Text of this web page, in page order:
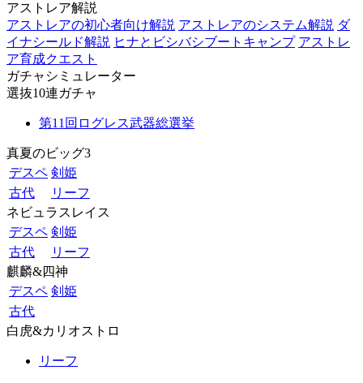
アストレア解説
アストレアの初心者向け解説 アストレアのシステム解説 ダ
イナシールド解説 ヒナとビシバシブートキャンプ アストレ
ア育成クエスト
ガチャシミュレーター
選抜10連ガチャ
第11回ログレス武器総選挙
真夏のビッグ3
デスペ 剣姫
古代
リーフ
ネビュラスレイス
デスペ 剣姫
古代
リーフ
麒麟&四神
デスペ 剣姫
古代
白虎&カリオストロ
リーフ